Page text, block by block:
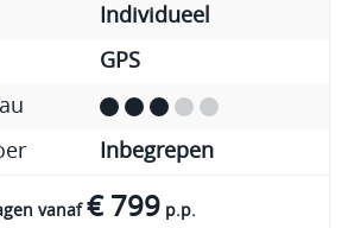
Individueel
GPS
Inbegrepen
vanaf € 799p.p.